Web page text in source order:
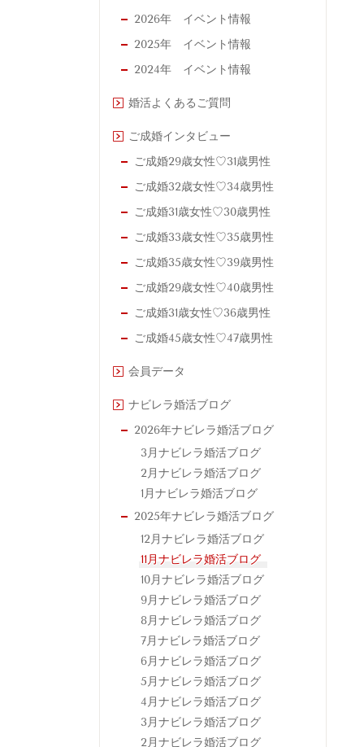
2026年 イベント情報
2025年 イベント情報
2024年 イベント情報
婚活よくあるご質問
ご成婚インタビュー
ご成婚29歳女性♡31歳男性
ご成婚32歳女性♡34歳男性
ご成婚31歳女性♡30歳男性
ご成婚33歳女性♡35歳男性
ご成婚35歳女性♡39歳男性
ご成婚29歳女性♡40歳男性
ご成婚31歳女性♡36歳男性
ご成婚45歳女性♡47歳男性
会員データ
ナビレラ婚活ブログ
2026年ナビレラ婚活ブログ
3月ナビレラ婚活ブログ
2月ナビレラ婚活ブログ
1月ナビレラ婚活ブログ
2025年ナビレラ婚活ブログ
12月ナビレラ婚活ブログ
11月ナビレラ婚活ブログ
10月ナビレラ婚活ブログ
9月ナビレラ婚活ブログ
8月ナビレラ婚活ブログ
7月ナビレラ婚活ブログ
6月ナビレラ婚活ブログ
5月ナビレラ婚活ブログ
4月ナビレラ婚活ブログ
3月ナビレラ婚活ブログ
2月ナビレラ婚活ブログ